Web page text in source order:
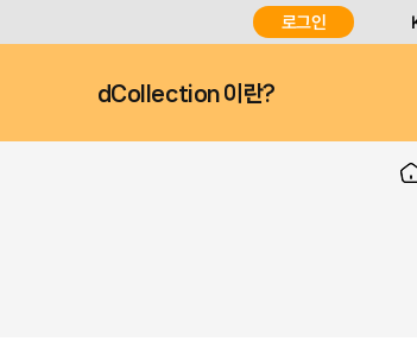
로그인
dCollection 이란?